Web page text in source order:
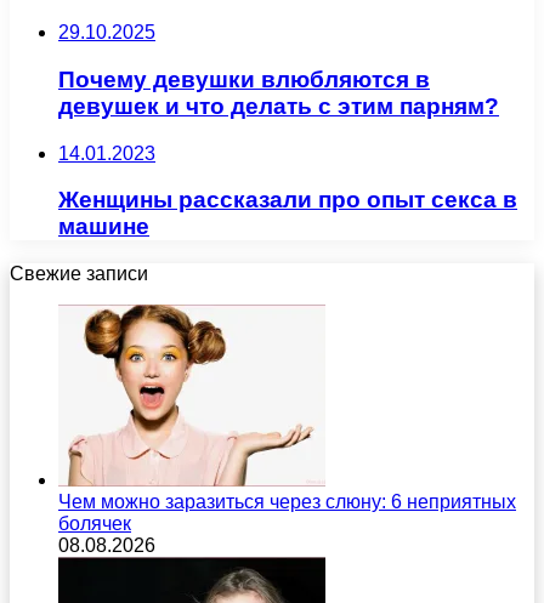
29.10.2025
Почему девушки влюбляются в
девушек и что делать с этим парням?
14.01.2023
Женщины рассказали про опыт секса в
машине
Свежие записи
Чем можно заразиться через слюну: 6 неприятных
болячек
08.08.2026